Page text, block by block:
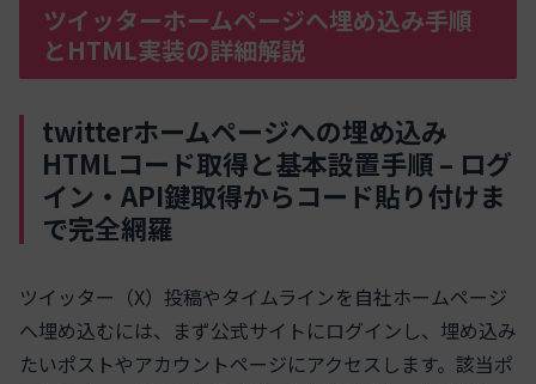
ツイッターホームページへ埋め込み手順
とHTML実装の詳細解説
twitterホームページへの埋め込み
HTMLコード取得と基本設置手順 – ログ
イン・API鍵取得からコード貼り付けま
で完全網羅
ツイッター（X）投稿やタイムラインを自社ホームページ
へ埋め込むには、まず公式サイトにログインし、埋め込み
たいポストやアカウントページにアクセスします。該当ポ